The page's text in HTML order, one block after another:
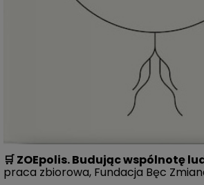
🛒ZOEpolis. Budując wspólnotę
praca zbiorowa, Fundacja Bęc